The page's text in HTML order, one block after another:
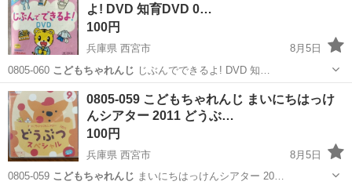
よ! DVD 知育DVD 0…
100円
兵庫県 西宮市
8月5日
0805-060 こどもちゃれんじ じぶんでできるよ! DVD 知…
兵庫 西宮市 DVD/ブルーレイ DVD
0805-059 こどもちゃれんじ まいにちはっけ
んシアター 2011 どうぶ…
100円
兵庫県 西宮市
8月5日
0805-059 こどもちゃれんじ まいにちはっけんシアター 20…